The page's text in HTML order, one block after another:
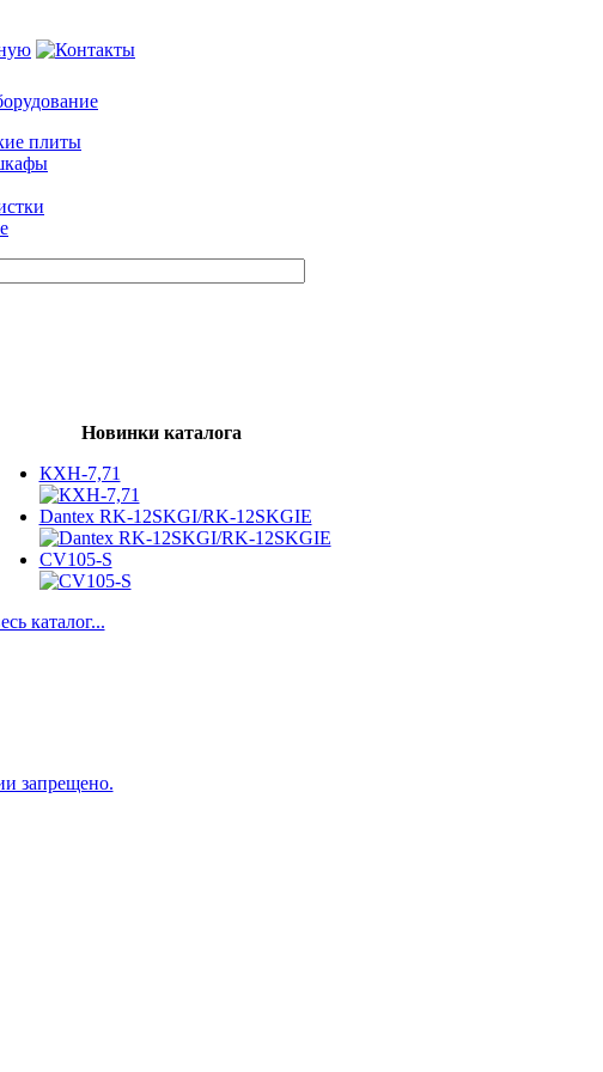
плиты
Новинки каталога
КХН-7,71
Dantex RK-12SKGI/RK-12SKGIE
CV105-S
каталог...
запрещено.